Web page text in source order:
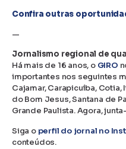
Confira outras
—
Jornalismo regional de
Há mais de 16 anos, o GIRO
importantes nos seguintes
Cajamar, Carapicuíba,
do Bom Jesus, Santana de
Grande Paulista. Agora,
Siga o perfil do jornal no
conteúdos.